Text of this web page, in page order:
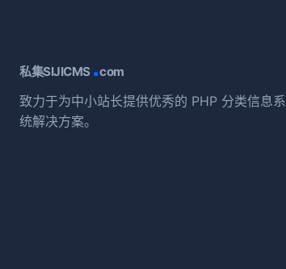
私集SIJICMS .com
致力于为中小站长提供优秀的 PHP 分类信息系
统解决方案。